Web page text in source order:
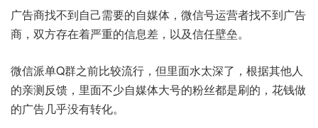
广告商找不到自己需要的自媒体，微信号运营者找不到广告
商，双方存在着严重的信息差，以及信任壁垒。
微信派单Q群之前比较流行，但里面水太深了，根据其他人
的亲测反馈，里面不少自媒体大号的粉丝都是刷的，花钱做
的广告几乎没有转化。